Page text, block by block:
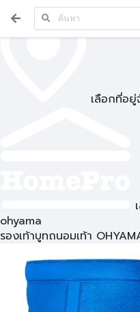
เลือกที่อ
ohyama
รองเท้าบูทถนอมเท้า